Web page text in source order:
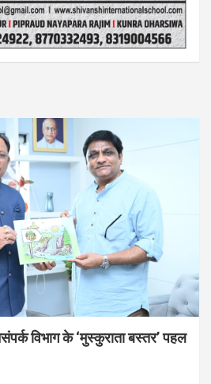
विभाग के ‘मुस्कुराता बस्तर’ पहल